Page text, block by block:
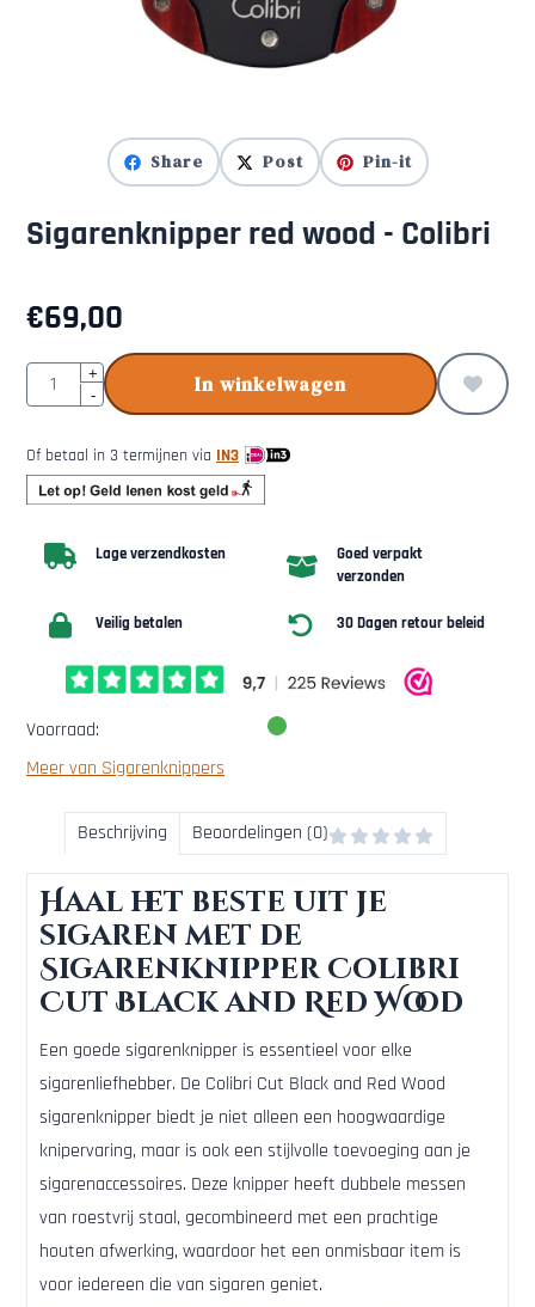
Share Post Pin-it
Sigarenknipper red wood - Colibri
€69,00
Aantal
+
-
In winkelwagen
Of betaal in 3 termijnen via IN3
Lage verzendkosten
Goed verpakt
verzonden
Veilig betalen 30 Dagen retour beleid
Voorraad:
Meer van Sigarenknippers
Beschrijving Beoordelingen (0)
Haal het beste uit je
sigaren met de
Sigarenknipper Colibri
Cut Black and Red Wood
Een goede sigarenknipper is essentieel voor elke
sigarenliefhebber. De Colibri Cut Black and Red Wood
sigarenknipper biedt je niet alleen een hoogwaardige
knipervaring, maar is ook een stijlvolle toevoeging aan je
sigarenaccessoires. Deze knipper heeft dubbele messen
van roestvrij staal, gecombineerd met een prachtige
houten afwerking, waardoor het een onmisbaar item is
voor iedereen die van sigaren geniet.